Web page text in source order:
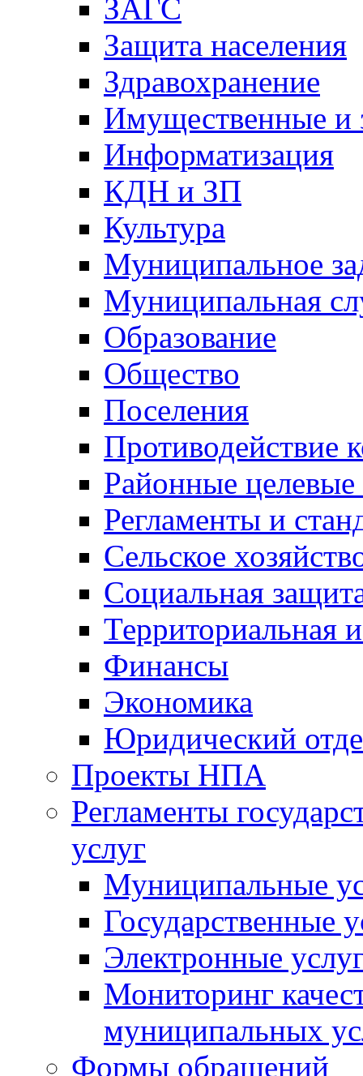
ЗАГС
Защита населения
Здравохранение
Имущественные и
Информатизация
КДН и ЗП
Культура
Муниципальное
Муниципальная
Образование
Общество
Поселения
Противодействие
Районные
Регламенты и
Сельское
Социальная
Территориальная
Финансы
Экономика
Юридический
Проекты НПА
Регламенты
услуг
Муниципальные
Государственные
Электронные
Мониторинг
муниципальных
Формы обращений